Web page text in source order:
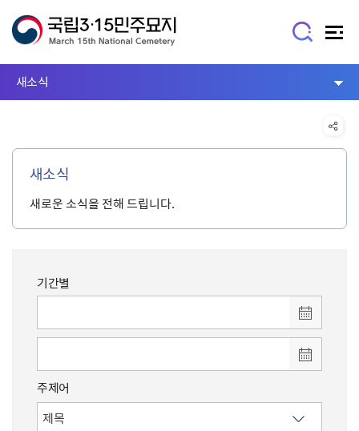
새소식
새소식
새로운 소식을 전해 드립니다.
기간별
주제어